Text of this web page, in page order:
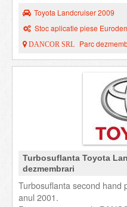
Toyota Landcruiser 2009
Stoc aplicatie piese
DANCOR SRL Parc
Turbosuflanta Toyota
dezmembrari
Turbosuflanta second hand
anul 2001.